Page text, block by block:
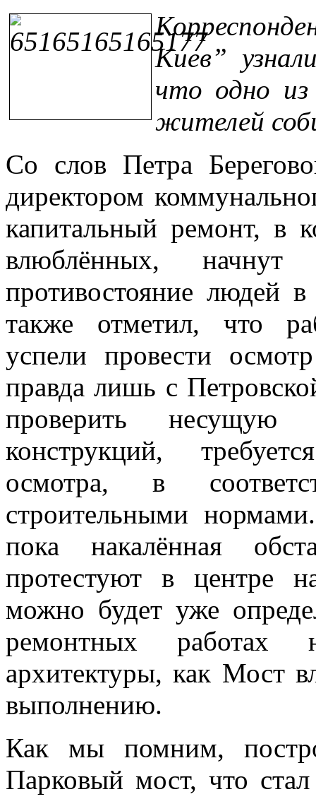
Киев”
что одно
жителей
Со слов Петра
директором
капитальный ремонт, в
влюблённых,
противостояние людей
также отметил, что
успели провести
правда лишь с
проверить несущую
конструкций,
осмотра, в
строительными
пока накалённая
протестуют в центре
можно будет уже
ремонтных работах
архитектуры, как Мост
выполнению.
Как мы помним,
Парковый мост, что